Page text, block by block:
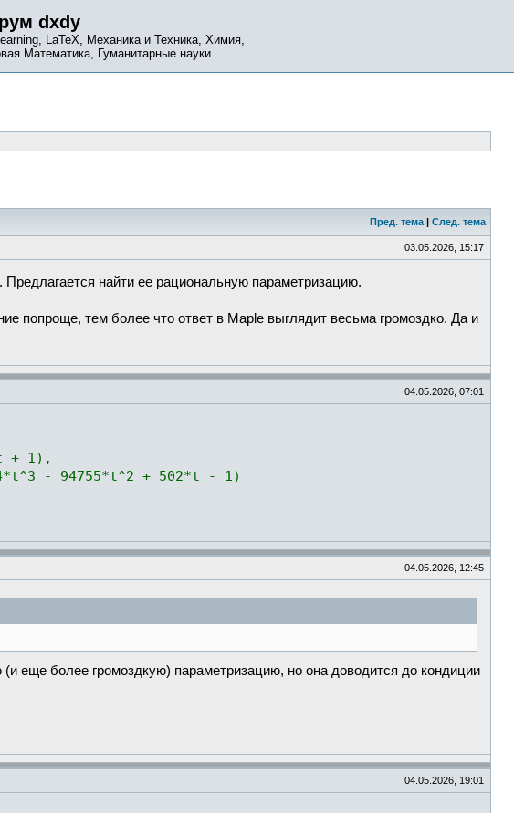
dxdy
LaTeX, Механика и Техника, Химия,
Математика, Гуманитарные науки
Пред. тема | След. тема
03.05.2026, 15:17
. Предлагается найти ее рациональную параметризацию.
попроще, тем более что ответ в Maple выглядит весьма громоздко. Да и
04.05.2026, 07:01
+ 1),
- 94755*t^2 + 502*t - 1)
04.05.2026, 12:45
еще более громоздкую) параметризацию, но она доводится до кондиции
04.05.2026, 19:01